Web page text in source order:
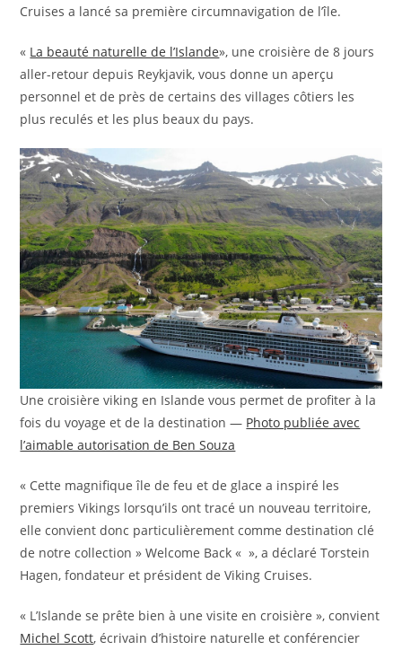
Cruises a lancé sa première circumnavigation de l’île.
« La beauté naturelle de l’Islande», une croisière de 8 jours
aller-retour depuis Reykjavik, vous donne un aperçu
personnel et de près de certains des villages côtiers les
plus reculés et les plus beaux du pays.
Une croisière viking en Islande vous permet de profiter à la
fois du voyage et de la destination — Photo publiée avec
l’aimable autorisation de Ben Souza
« Cette magnifique île de feu et de glace a inspiré les
premiers Vikings lorsqu’ils ont tracé un nouveau territoire,
elle convient donc particulièrement comme destination clé
de notre collection » Welcome Back « », a déclaré Torstein
Hagen, fondateur et président de Viking Cruises.
« L’Islande se prête bien à une visite en croisière », convient
Michel Scott, écrivain d’histoire naturelle et conférencier